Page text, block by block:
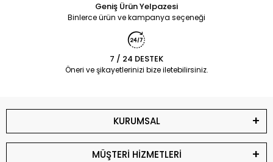
Geniş Ürün Yelpazesi
Binlerce ürün ve kampanya seçeneği
7 / 24 DESTEK
Öneri ve şikayetlerinizi bize iletebilirsiniz.
KURUMSAL
MÜŞTERİ HİZMETLERİ